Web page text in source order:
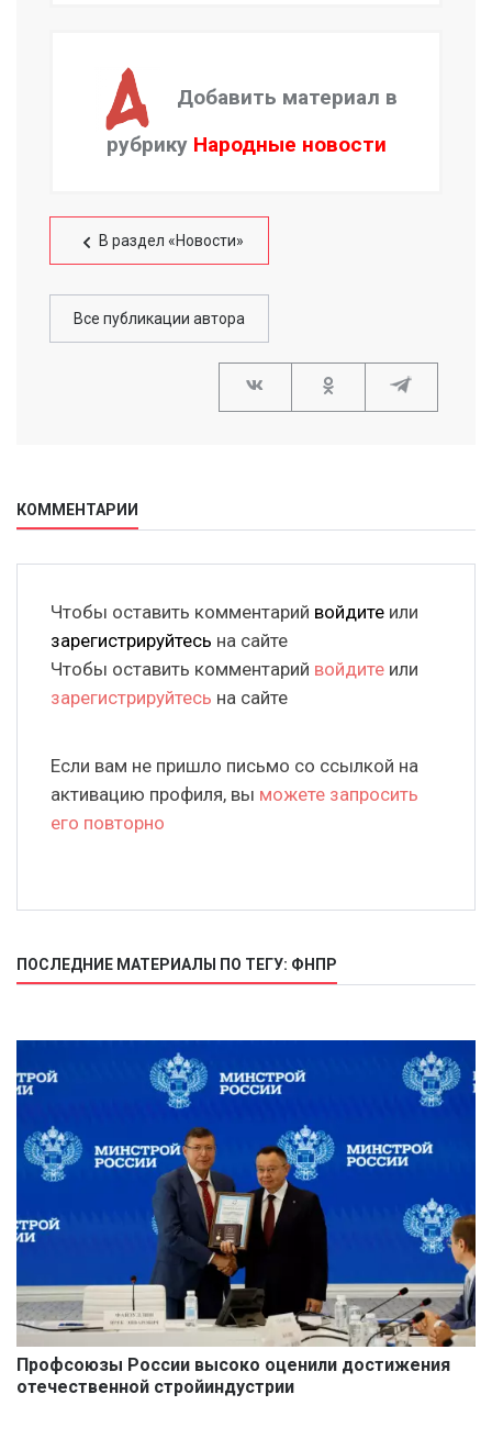
Добавить материал в
рубрику Народные новости
В раздел «Новости»
Все публикации автора
КОММЕНТАРИИ
Чтобы оставить комментарий войдите или
зарегистрируйтесь на сайте
Чтобы оставить комментарий войдите или
зарегистрируйтесь на сайте
Если вам не пришло письмо со ссылкой на
активацию профиля, вы можете запросить
его повторно
ПОСЛЕДНИЕ МАТЕРИАЛЫ ПО ТЕГУ: ФНПР
Профсоюзы России высоко оценили достижения
отечественной стройиндустрии